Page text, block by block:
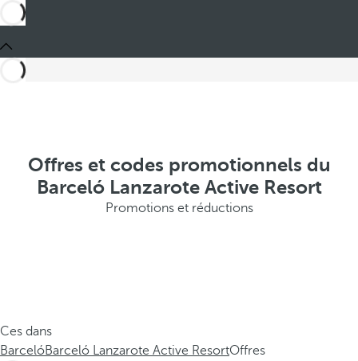
Offres et codes promotionnels du
Barceló Lanzarote Active Resort
Promotions et réductions
Ces dans
BarcelóBarceló Lanzarote Active ResortOffres